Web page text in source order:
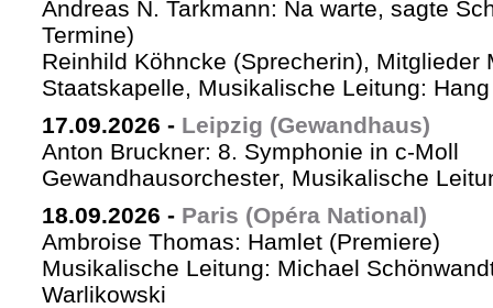
Andreas N. Tarkmann: Na warte, sagte
Termine)
Reinhild Köhncke (Sprecherin), Mitglieder
Staatskapelle, Musikalische Leitung:
17.09.2026 - Leipzig (Gewandhaus)
Anton Bruckner: 8. Symphonie in c-Moll
Gewandhausorchester, Musikalische
18.09.2026 - Paris (Opéra National)
Ambroise Thomas: Hamlet (Premiere)
Musikalische Leitung: Michael
Warlikowski